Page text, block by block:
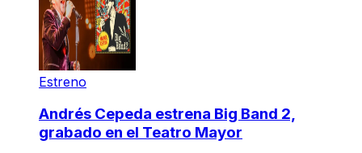
Estreno
Andrés Cepeda estrena Big Band 2,
grabado en el Teatro Mayor